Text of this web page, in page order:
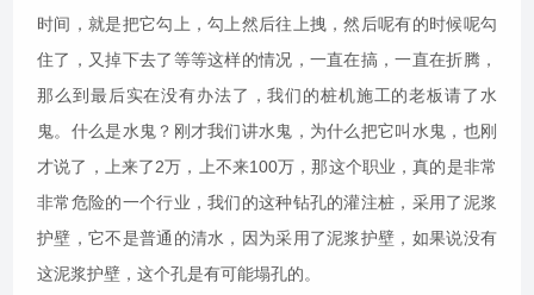
时间，就是把它勾上，勾上然后往上拽，然后呢有的时候呢勾
住了，又掉下去了等等这样的情况，一直在搞，一直在折腾，
那么到最后实在没有办法了，我们的桩机施工的老板请了水
鬼。什么是水鬼？刚才我们讲水鬼，为什么把它叫水鬼，也刚
才说了，上来了2万，上不来100万，那这个职业，真的是非常
非常危险的一个行业，我们的这种钻孔的灌注桩，采用了泥浆
护壁，它不是普通的清水，因为采用了泥浆护壁，如果说没有
这泥浆护壁，这个孔是有可能塌孔的。